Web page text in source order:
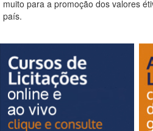
muito para a promoção dos valores
país.